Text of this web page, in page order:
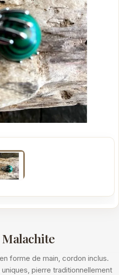
forme de main, cordon inclus.
pierre traditionnellement